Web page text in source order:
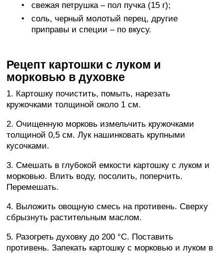
свежая петрушка – пол пучка (15 г);
соль, черный молотый перец, другие
приправы и специи – по вкусу.
Рецепт картошки с луком и
морковью в духовке
1. Картошку почистить, помыть, нарезать
кружочками толщиной около 1 см.
2. Очищенную морковь измельчить кружочками
толщиной 0,5 см. Лук нашинковать крупными
кусочками.
3. Смешать в глубокой емкости картошку с луком и
морковью. Влить воду, посолить, поперчить.
Перемешать.
4. Выложить овощную смесь на противень. Сверху
сбрызнуть растительным маслом.
5. Разогреть духовку до 200 °C. Поставить
противень. Запекать картошку с морковью и луком в